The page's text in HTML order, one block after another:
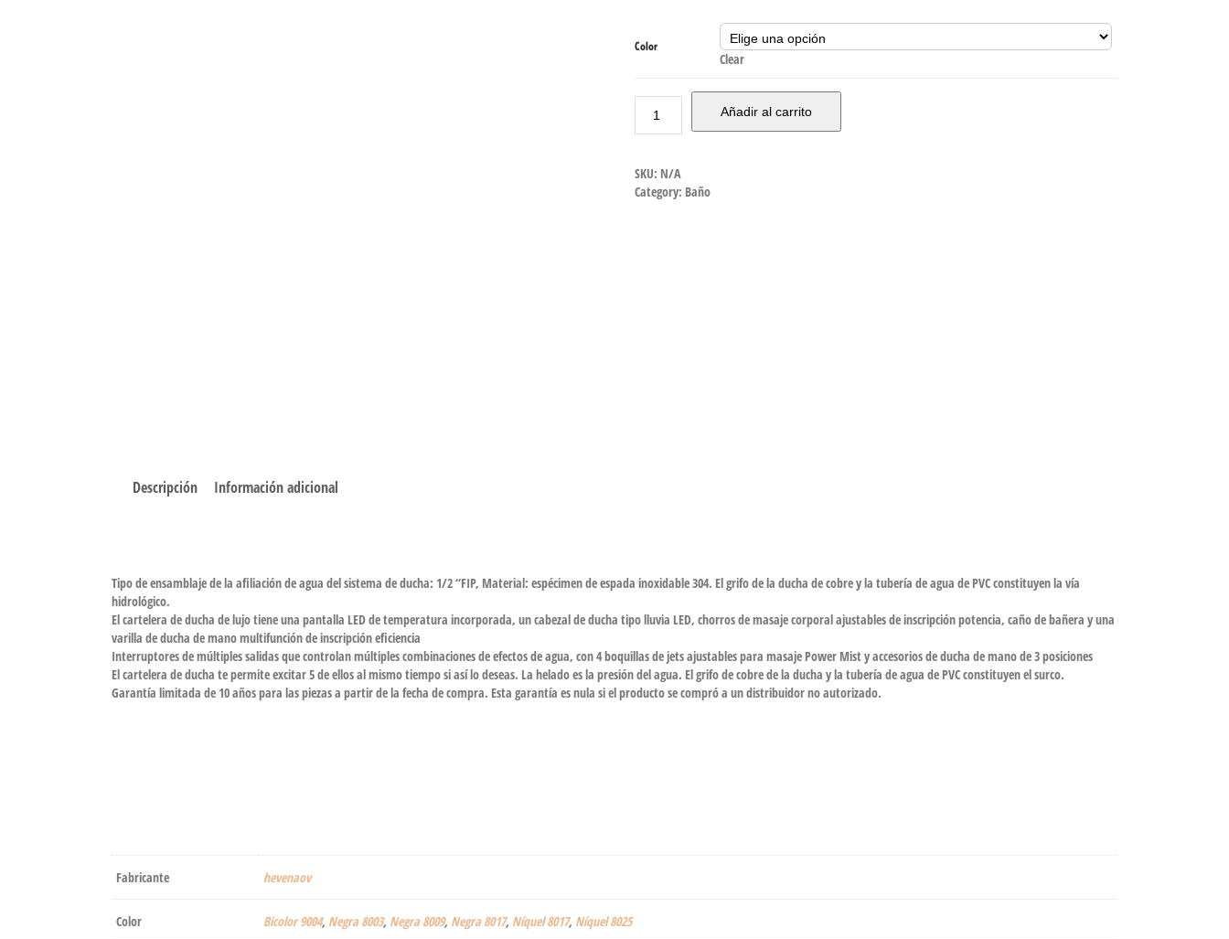
Color
Clear
Añadir al carrito
SKU: N/A
Category: Baño
Descripción Información adicional
Tipo de ensamblaje de la afiliación de agua del sistema de ducha: 1/2 “FIP, Material: espécimen de espada inoxidable 304. El grifo de la ducha de cobre y la tubería de agua de PVC constituyen la vía
hidrológico.
El cartelera de ducha de lujo tiene una pantalla LED de temperatura incorporada, un cabezal de ducha tipo lluvia LED, chorros de masaje corporal ajustables de inscripción potencia, caño de bañera y una
varilla de ducha de mano multifunción de inscripción eficiencia
Interruptores de múltiples salidas que controlan múltiples combinaciones de efectos de agua, con 4 boquillas de jets ajustables para masaje Power Mist y accesorios de ducha de mano de 3 posiciones
El cartelera de ducha te permite excitar 5 de ellos al mismo tiempo si así lo deseas. La helado es la presión del agua. El grifo de cobre de la ducha y la tubería de agua de PVC constituyen el surco.
Garantía limitada de 10 años para las piezas a partir de la fecha de compra. Esta garantía es nula si el producto se compró a un distribuidor no autorizado.
Fabricante ‎hevenaov
Color Bicolor 9004, Negra 8003, Negra 8009, Negra 8017, Níquel 8017, Níquel 8025